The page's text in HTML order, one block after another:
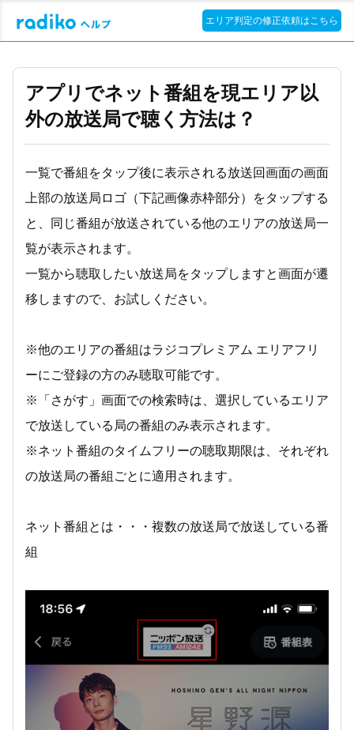
エリア判定の修正依頼はこちら
アプリでネット番組を現エリア以
外の放送局で聴く方法は？
一覧で番組をタップ後に表示される放送回画面の画面
上部の放送局ロゴ（下記画像赤枠部分）をタップする
と、同じ番組が放送されている他のエリアの放送局一
覧が表示されます。
一覧から聴取したい放送局をタップしますと画面が遷
移しますので、お試しください。
※他のエリアの番組はラジコプレミアム エリアフリ
ーにご登録の方のみ聴取可能です。
※「さがす」画面での検索時は、選択しているエリア
で放送している局の番組のみ表示されます。
※ネット番組のタイムフリーの聴取期限は、それぞれ
の放送局の番組ごとに適用されます。
ネット番組とは・・・複数の放送局で放送している番
組